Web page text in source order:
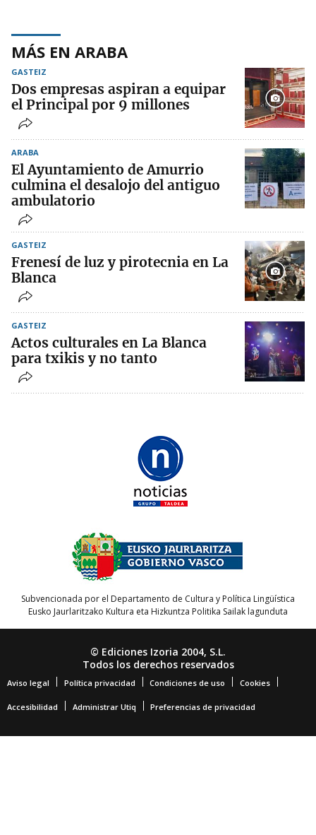
MÁS EN ARABA
GASTEIZ
Dos empresas aspiran a equipar
el Principal por 9 millones
ARABA
El Ayuntamiento de Amurrio
culmina el desalojo del antiguo
ambulatorio
GASTEIZ
Frenesí de luz y pirotecnia en La
Blanca
GASTEIZ
Actos culturales en La Blanca
para txikis y no tanto
Subvencionada por el Departamento de Cultura y Política Lingüística
Eusko Jaurlaritzako Kultura eta Hizkuntza Politika Sailak lagunduta
© Ediciones Izoria 2004, S.L.
Todos los derechos reservados
Aviso legal Política privacidad Condiciones de uso Cookies
Accesibilidad Administrar Utiq Preferencias de privacidad